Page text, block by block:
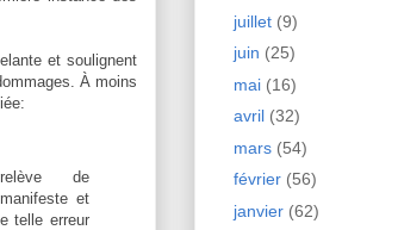
et soulignent
À moins
de
et
telle erreur
juillet (9)
juin (25)
mai (16)
avril (32)
mars (54)
février (56)
janvier (62)